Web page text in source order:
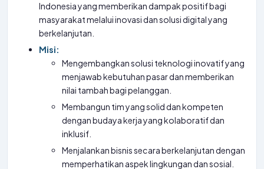
Indonesia yang memberikan dampak positif bagi
masyarakat melalui inovasi dan solusi digital yang
berkelanjutan.
Misi:
Mengembangkan solusi teknologi inovatif yang
menjawab kebutuhan pasar dan memberikan
nilai tambah bagi pelanggan.
Membangun tim yang solid dan kompeten
dengan budaya kerja yang kolaboratif dan
inklusif.
Menjalankan bisnis secara berkelanjutan dengan
memperhatikan aspek lingkungan dan sosial.